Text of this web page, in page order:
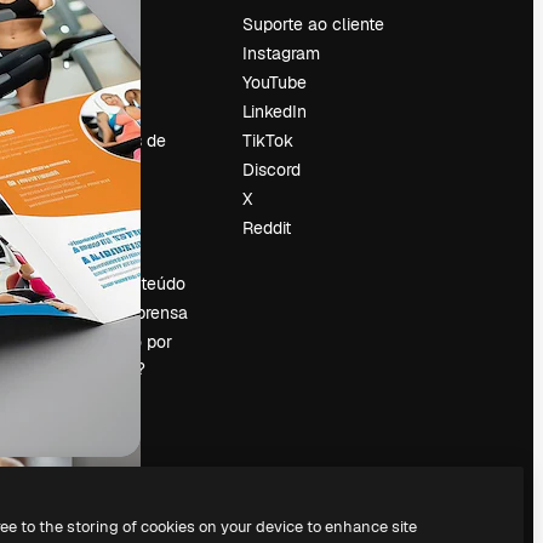
Preços
Sobre nós
Reviews
Emprego
Tendências de
pesquisa
Blog
Eventos
Slidesgo
Vender conteúdo
Sala de imprensa
Procurando por
magnific.ai?
Suporte ao cliente
Instagram
YouTube
LinkedIn
TikTok
Discord
X
Reddit
to the storing of cookies on your device to enhance site